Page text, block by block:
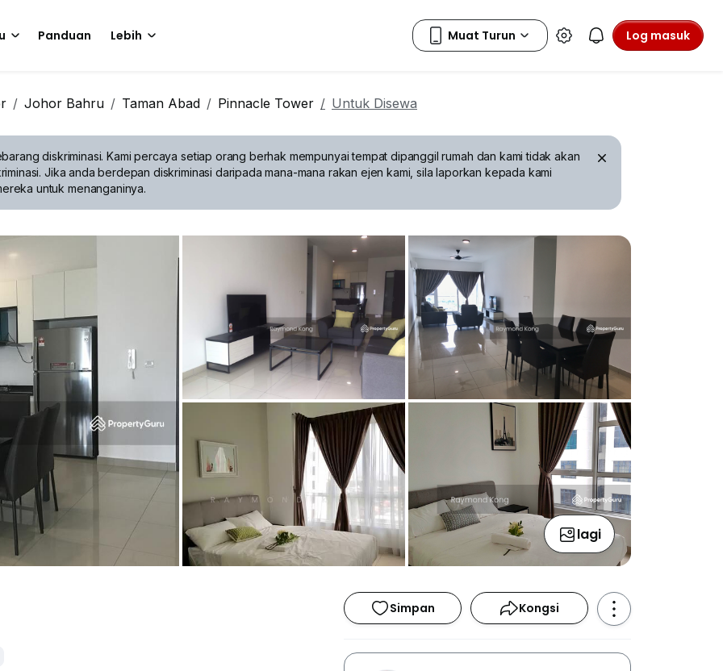
Panduan Lebih Log masuk
Johor Bahru Taman Abad Pinnacle Tower Untuk Disewa
diskriminasi.Kami percaya setiap orang berhak mempunyai tempat dipanggil rumah dan kami tidak akan
Jika anda berdepan diskriminasi daripada mana-mana rakan ejen kami, sila laporkan kepada kami
untuk menanganinya.
lagi
Simpan Kongsi